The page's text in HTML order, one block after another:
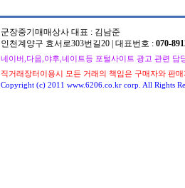
군장중기매매상사 대표 : 김남준
인천계양구 효서로303번길20 | 대표번호 : 070-
네이버,다음,야후,네이트등 포털사이트 광고 관련 담
직거래장터이용시 모든 거래의 책임은 구매자와 판
Copyright (c) 2011 www.6206.co.kr corp. All Rights